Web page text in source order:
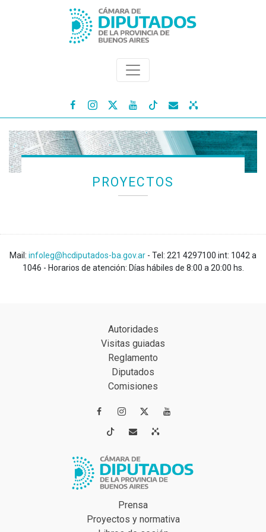
   
PROYECTOS
Mail: infoleg@hcdiputados-ba.gov.ar - Tel: 221 4297100 int: 1042 a
1046 - Horarios de atención: Días hábiles de 8:00 a 20:00 hs.
Autoridades
Visitas guiadas
Reglamento
Diputados
Comisiones
 
 
Prensa
Proyectos y normativa